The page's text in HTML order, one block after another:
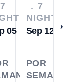
05
↓ 7
NIGHTS
Sep 12
POR
SEMANA
›